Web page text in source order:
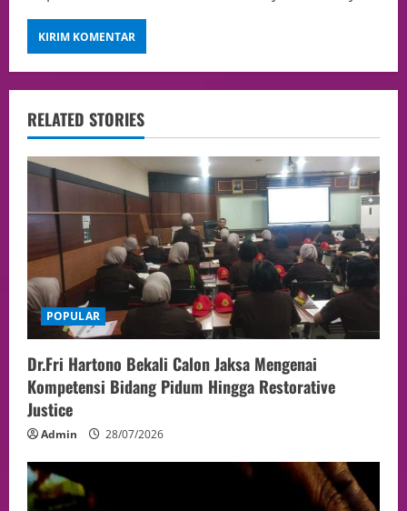
RELATED STORIES
POPULAR
Dr.Fri Hartono Bekali Calon Jaksa Mengenai
Kompetensi Bidang Pidum Hingga Restorative
Justice
Admin 28/07/2026